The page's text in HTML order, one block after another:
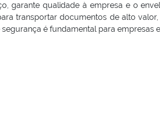
garante qualidade à empresa e o
transportar documentos de alto
é fundamental para empresas